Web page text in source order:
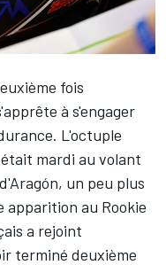
fois
à s'engager
L'octuple
mardi au volant
un peu plus
apparition au Rookie
a rejoint
terminé deuxième